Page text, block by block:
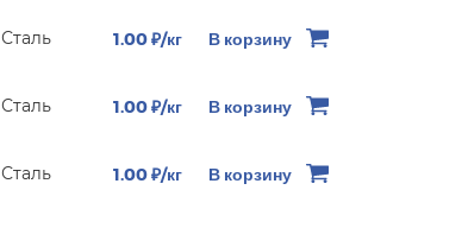
Сталь 1.00 ₽/кг В корзину
Сталь 1.00 ₽/кг В корзину
Сталь 1.00 ₽/кг В корзину